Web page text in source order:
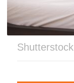
Shutterstock